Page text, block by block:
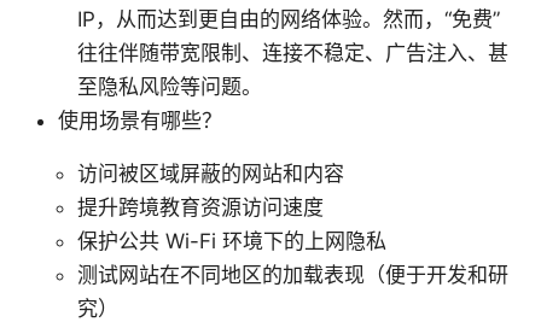
IP，从而达到更自由的网络体验。然而，“免费”
往往伴随带宽限制、连接不稳定、广告注入、甚
至隐私风险等问题。
使用场景有哪些？
访问被区域屏蔽的网站和内容
提升跨境教育资源访问速度
保护公共 Wi-Fi 环境下的上网隐私
测试网站在不同地区的加载表现（便于开发和研
究）